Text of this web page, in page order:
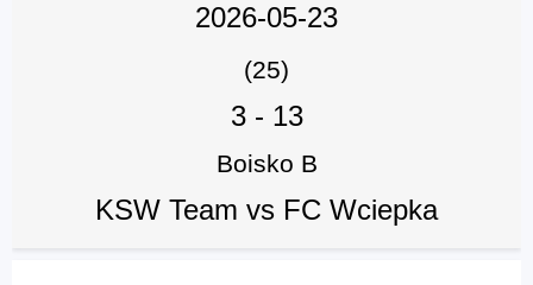
2026-05-23
(25)
3- 13
Boisko B
KSW Team vs FC Wciepka